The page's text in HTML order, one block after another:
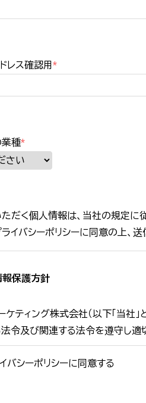
レス確認用*
種*
だく個人情報は、当社の規定に
イバシーポリシーに同意の上、送
報保護方針
ケティング株式会社（以下「当社
令及び関連する法令を遵守し適
日： 2021年1月1日
バシーポリシーに同意する